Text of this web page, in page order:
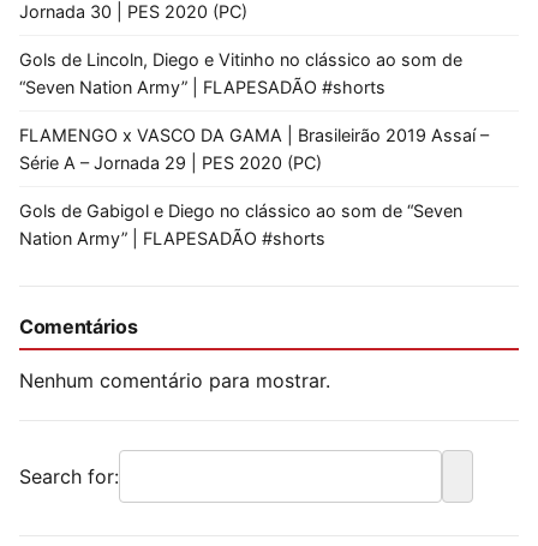
Jornada 30 | PES 2020 (PC)
Gols de Lincoln, Diego e Vitinho no clássico ao som de
“Seven Nation Army” | FLAPESADÃO #shorts
FLAMENGO x VASCO DA GAMA | Brasileirão 2019 Assaí –
Série A – Jornada 29 | PES 2020 (PC)
Gols de Gabigol e Diego no clássico ao som de “Seven
Nation Army” | FLAPESADÃO #shorts
Comentários
Nenhum comentário para mostrar.
Search for: